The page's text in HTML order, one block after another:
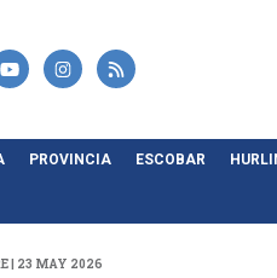
PROVINCIA ESCOBAR
| 23 MAY 2026